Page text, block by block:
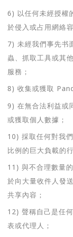
6) 以任何未經授權
於侵入或占用網絡容
7) 未經我們事先书
蟲、抓取工具或其
服務；
8) 收集或獲取
9) 在無合法利益或
或獲取個人數據；
10) 採取任何對我
比例的巨大負載的行
11) 與不合理數量
於向大量收件人發
共享內容；
12) 聲稱自己是任
表或代理人；